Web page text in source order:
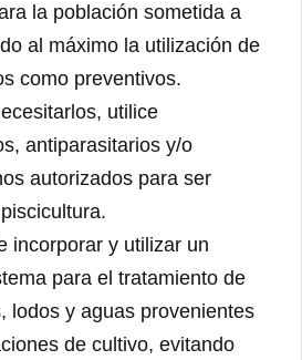
la población sometida a
al máximo la utilización de
como preventivos.
utilice
antiparasitarios y/o
autorizados para ser
incorporar y utilizar un
para el tratamiento de
lodos y aguas provenientes
de cultivo, evitando